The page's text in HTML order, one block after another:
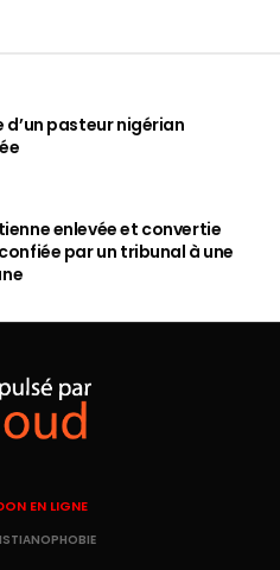
d’un pasteur nigérian
enlevée et convertie
par un tribunal à une
EN LIGNE